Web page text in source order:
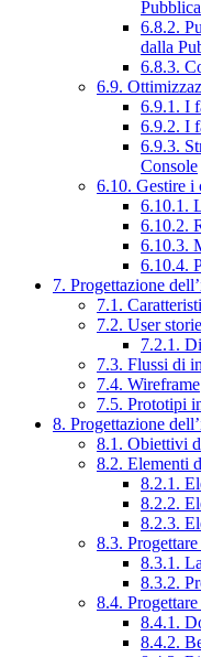
6.8.2.
dalla
6.8.3.
6.9.
6.9.1. I
6.9.2. I
6.9.3.
Console
6.10. Gestire i
6.10.1.
6.10.2.
6.10.3.
6.10.4.
7. Progettazione
7.1.
7.2. User
7.2.1.
7.3. Flussi di
7.4. Wireframe
7.5. Prototipi
8. Progettazione
8.1. Obiettivi
8.2. Elementi
8.2.1.
8.2.2.
8.2.3.
8.3.
8.3.1.
8.3.2.
8.4.
8.4.1.
8.4.2.